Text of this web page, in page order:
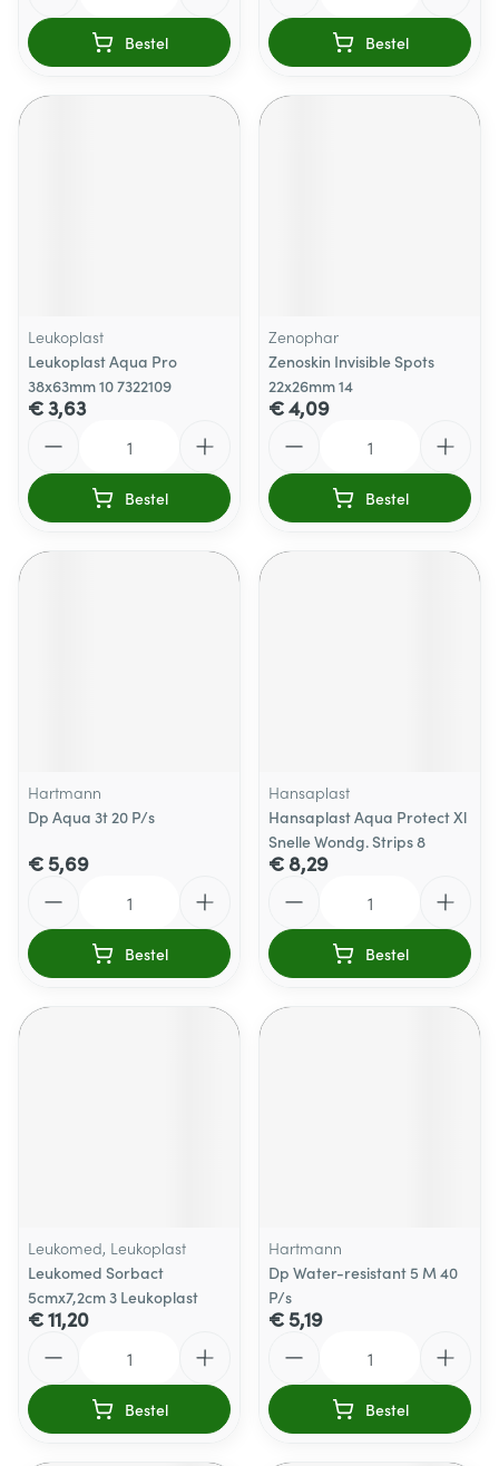
Bestel Bestel
Leukoplast
Leukoplast Aqua Pro
38x63mm 10 7322109
€ 3,63
Bestel
Zenophar
Zenoskin Invisible Spots
22x26mm 14
€ 4,09
Bestel
Hartmann
Dp Aqua 3t 20 P/s
€ 5,69
Bestel
Hansaplast
Hansaplast Aqua Protect Xl
Snelle Wondg. Strips 8
€ 8,29
Bestel
Leukomed, Leukoplast
Leukomed Sorbact
5cmx7,2cm 3 Leukoplast
€ 11,20
Bestel
Hartmann
Dp Water-resistant 5 M 40
P/s
€ 5,19
Bestel